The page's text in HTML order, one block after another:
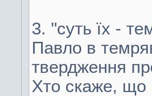
3. "суть їх -
Павло в
твердження
Хто скаже, що